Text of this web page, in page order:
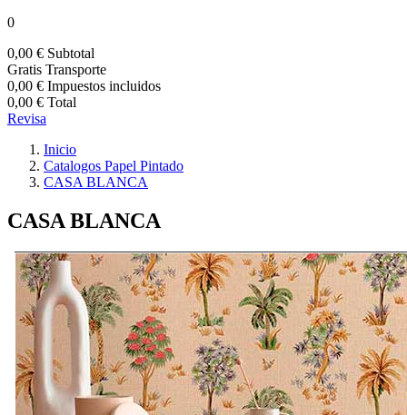
0
0,00 € Subtotal
Gratis Transporte
0,00 € Impuestos incluidos
0,00 € Total
Revisa
Inicio
Catalogos Papel Pintado
CASA BLANCA
CASA BLANCA